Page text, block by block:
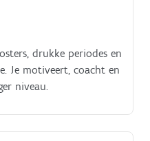
drukke periodes en
Je motiveert, coacht en
niveau.